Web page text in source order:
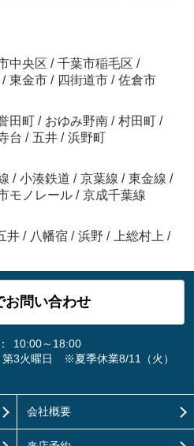
中央区 / 千葉市稲毛区 /
/ 東金市 / 四街道市 / 佐倉市
田町 / おゆみ野南 / 村田町 /
台 / 五井 / 浜野町
/ 小湊鉄道 / 京葉線 / 東金線 /
モノレール / 京成千葉線
井 / 八幡宿 / 浜野 / 上総村上 /
お問い合わせ
10:00～18:00
第3火曜日 ※夏季休業8/11（火）
会社概要